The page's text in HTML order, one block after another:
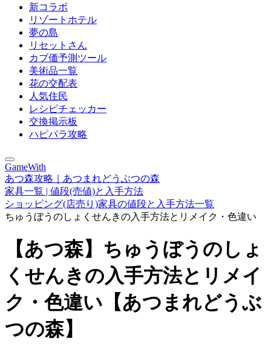
新コラボ
リゾートホテル
夢の島
リセットさん
カブ価予測ツール
美術品一覧
花の交配表
人気住民
レシピチェッカー
交換掲示板
ハピパラ攻略
GameWith
あつ森攻略｜あつまれどうぶつの森
家具一覧 | 値段(売値)と入手方法
ショッピング(店売り)家具の値段と入手方法一覧
ちゅうぼうのしょくせんきの入手方法とリメイク・色違い
【あつ森】ちゅうぼうのしょ
くせんきの入手方法とリメイ
ク・色違い【あつまれどうぶ
つの森】